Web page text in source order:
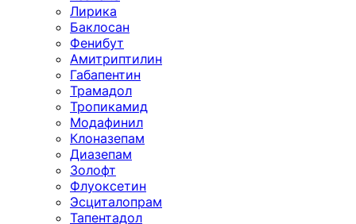
Лирика
Баклосан
Фенибут
Амитриптилин
Габапентин
Трамадол
Тропикамид
Модафинил
Клоназепам
Диазепам
Золофт
Флуоксетин
Эсциталопрам
Тапентадол